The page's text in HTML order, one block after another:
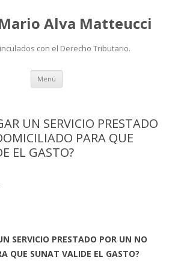
Alva Matteucci
con el Derecho Tributario.
Menú Ir
contenido
UN SERVICIO PRESTADO
PARA QUE
EL GASTO?
SERVICIO PRESTADO POR UN NO
QUE SUNAT VALIDE EL GASTO?